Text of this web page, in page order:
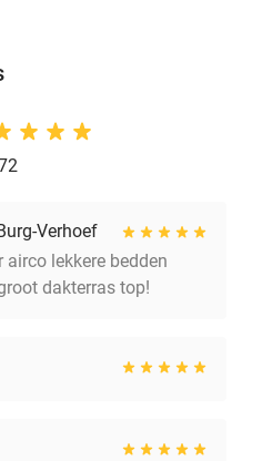
Verhoef
airco lekkere bedden
dakterras top!